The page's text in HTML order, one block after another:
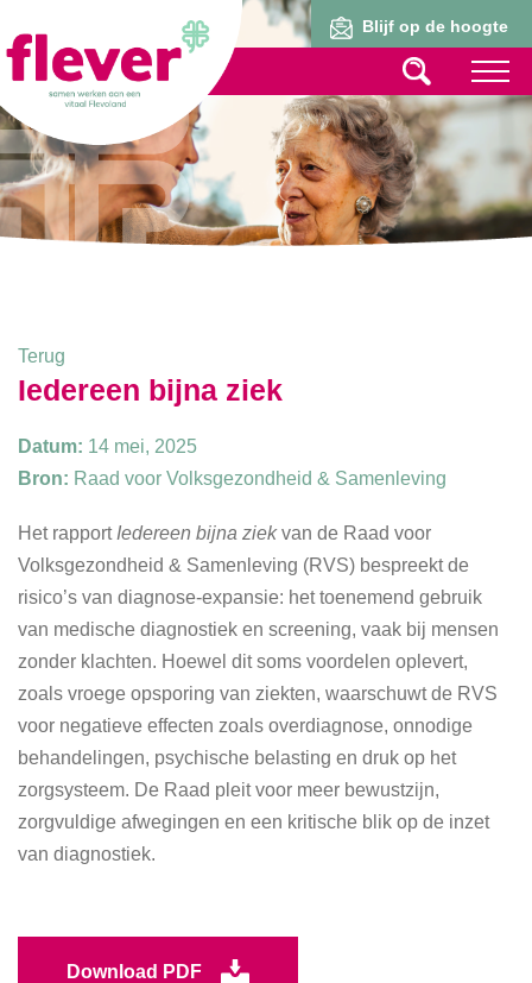
Blijf op de hoogte
Terug
Iedereen bijna ziek
Datum: 14 mei, 2025
Bron: Raad voor Volksgezondheid & Samenleving
Het rapport Iedereen bijna ziekvan de Raad voor
Volksgezondheid & Samenleving (RVS) bespreekt de
risico’s van diagnose-expansie: het toenemend gebruik
van medische diagnostiek en screening, vaak bij mensen
zonder klachten. Hoewel dit soms voordelen oplevert,
zoals vroege opsporing van ziekten, waarschuwt de RVS
voor negatieve effecten zoals overdiagnose, onnodige
behandelingen, psychische belasting en druk op het
zorgsysteem. De Raad pleit voor meer bewustzijn,
zorgvuldige afwegingen en een kritische blik op de inzet
van diagnostiek.
Download PDF